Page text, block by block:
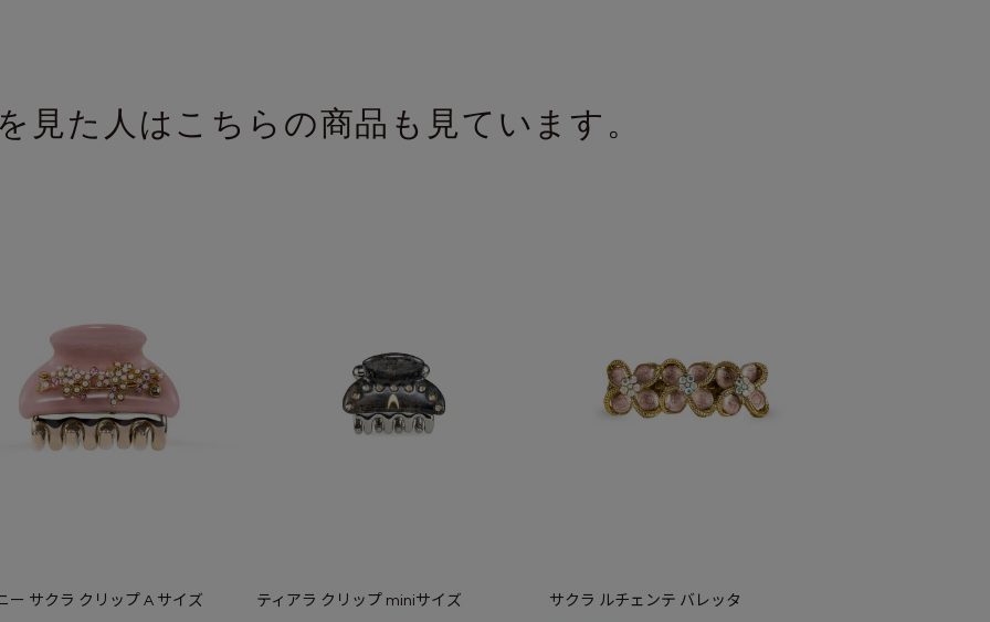
見た人はこちらの商品も見ています。
ー サクラ クリップ A サイズ ティアラ クリップ miniサイズ サクラ ルチェンテ バレッタ